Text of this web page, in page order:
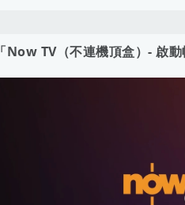
「Now TV（不連機頂盒）- 啟